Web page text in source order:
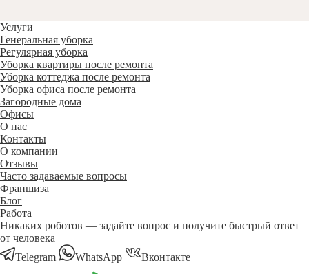
Услуги
Генеральная уборка
Регулярная уборка
Уборка квартиры после ремонта
Уборка коттеджа после ремонта
Уборка офиса после ремонта
Загородные дома
Офисы
О нас
Контакты
О компании
Отзывы
Часто задаваемые вопросы
Франшиза
Блог
Работа
Никаких роботов — задайте вопрос и получите быстрый ответ
от человека
Telegram
WhatsApp Вконтакте